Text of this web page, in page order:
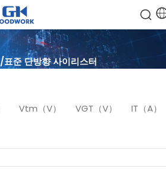
표준 단방향 사이리스터
Vtm（V） VGT（V） IT（A）